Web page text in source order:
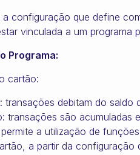
a configuração que define
vinculada a um programa
Programa:
cartão:
transações debitam do saldo
transações são acumuladas
a utilização de
a partir da configuração